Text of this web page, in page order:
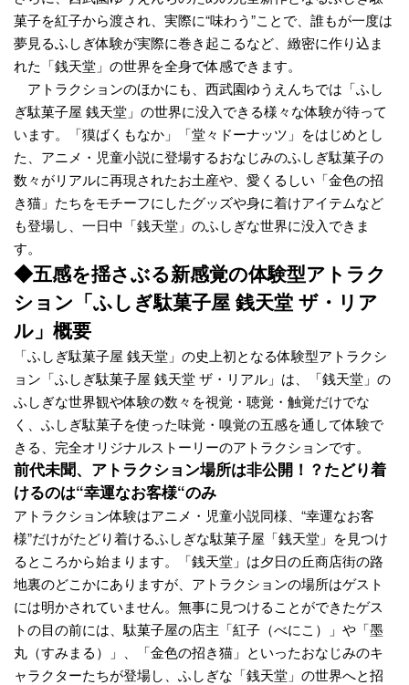
菓子を紅子から渡され、実際に“味わう”ことで、誰もが一度は
夢見るふしぎ体験が実際に巻き起こるなど、緻密に作り込ま
れた「銭天堂」の世界を全身で体感できます。
アトラクションのほかにも、西武園ゆうえんちでは「ふし
ぎ駄菓子屋 銭天堂」の世界に没入できる様々な体験が待って
います。「獏ばくもなか」「堂々ドーナッツ」をはじめとし
た、アニメ・児童小説に登場するおなじみのふしぎ駄菓子の
数々がリアルに再現されたお土産や、愛くるしい「金色の招
き猫」たちをモチーフにしたグッズや身に着けアイテムなど
も登場し、一日中「銭天堂」のふしぎな世界に没入できま
す。
◆五感を揺さぶる新感覚の体験型アトラク
ション「ふしぎ駄菓子屋 銭天堂 ザ・リア
ル」概要
「ふしぎ駄菓子屋 銭天堂」の史上初となる体験型アトラクシ
ョン「ふしぎ駄菓子屋 銭天堂 ザ・リアル」は、「銭天堂」の
ふしぎな世界観や体験の数々を視覚・聴覚・触覚だけでな
く、ふしぎ駄菓子を使った味覚・嗅覚の五感を通して体験で
きる、完全オリジナルストーリーのアトラクションです。
前代未聞、アトラクション場所は非公開！？たどり着
けるのは“幸運なお客様“のみ
アトラクション体験はアニメ・児童小説同様、“幸運なお客
様”だけがたどり着けるふしぎな駄菓子屋「銭天堂」を見つけ
るところから始まります。「銭天堂」は夕日の丘商店街の路
地裏のどこかにありますが、アトラクションの場所はゲスト
には明かされていません。無事に見つけることができたゲス
トの目の前には、駄菓子屋の店主「紅子（べにこ）」や「墨
丸（すみまる）」、「金色の招き猫」といったおなじみのキ
ャラクターたちが登場し、ふしぎな「銭天堂」の世界へと招